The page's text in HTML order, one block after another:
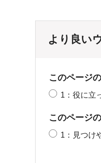
より良い
このページ
1：役に立
このページ
1：見つけ